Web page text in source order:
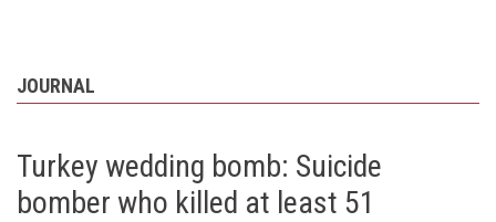
JOURNAL
Turkey wedding bomb: Suicide
bomber who killed at least 51